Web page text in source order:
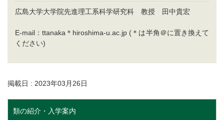
広島大学大学院先進理工系科学研究科 教授 田中貴宏
E-mail：ttanaka＊hiroshima-u.ac.jp (＊は半角＠に置き換えて
ください)
掲載日 : 2023年03月26日
類の紹介・入学案内